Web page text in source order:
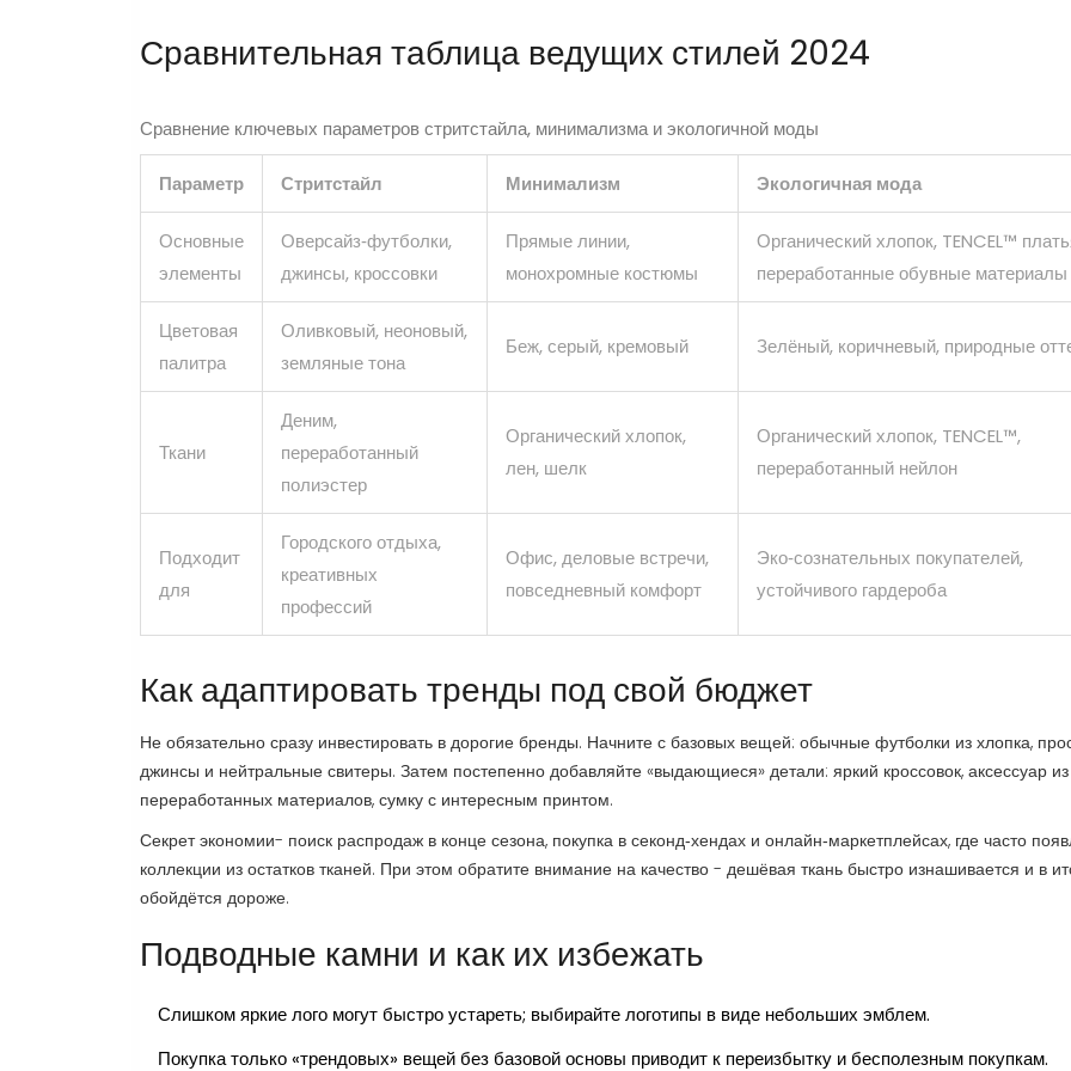
Сравнительная таблица ведущих стилей 2024
Сравнение ключевых параметров стритстайла, минимализма и экологичной моды
Параметр Стритстайл Минимализм Экологичная мода
Основные
элементы
Оверсайз‑футболки,
джинсы, кроссовки
Прямые линии,
монохромные костюмы
Органический хлопок, TENCEL™
переработанные обувные материалы
Цветовая
палитра
Оливковый, неоновый,
земляные тона
Беж, серый, кремовый Зелёный, коричневый, природные
Ткани
Деним,
переработанный
полиэстер
Органический хлопок,
лен, шелк
Органический хлопок, TENCEL™,
переработанный нейлон
Подходит
для
Городского отдыха,
креативных
профессий
Офис, деловые встречи,
повседневный комфорт
Эко‑сознательных покупателей,
устойчивого гардероба
Как адаптировать тренды под свой бюджет
Не обязательно сразу инвестировать в дорогие бренды. Начните с базовых вещей: обычные футболки из хлопка,
джинсы и нейтральные свитеры. Затем постепенно добавляйте «выдающиеся» детали: яркий кроссовок, аксессуар из
переработанных материалов, сумку с интересным принтом.
Секрет экономии- поиск распродаж в конце сезона, покупка в секонд‑хендах и онлайн‑маркетплейсах, где часто
коллекции из остатков тканей. При этом обратите внимание на качество - дешёвая ткань быстро изнашивается и в
обойдётся дороже.
Подводные камни и как их избежать
Слишком яркие лого могут быстро устареть; выбирайте логотипы в виде небольших эмблем.
Покупка только «трендовых» вещей без базовой основы приводит к переизбытку и бесполезным покупкам.